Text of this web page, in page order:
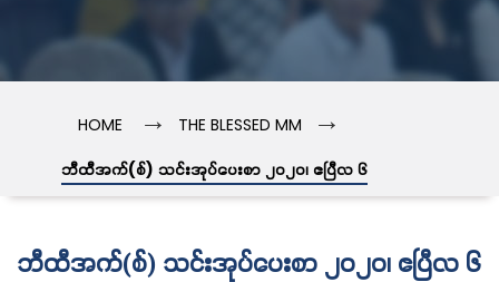
HOME → THE BLESSED MM →
ဘီထီအက်(စ်) သင်းအုပ်ပေးစာ ၂၀၂၀၊ ဧပြီလ ၆
ဘီထီအက်(စ်) သင်းအုပ်ပေးစာ ၂၀၂၀၊ ဧပြီလ ၆